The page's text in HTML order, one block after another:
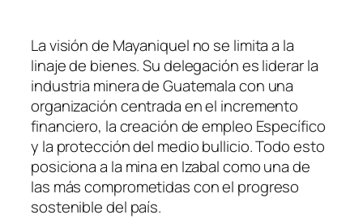
La visión de Mayaniquel no se limita a la
linaje de bienes. Su delegación es liderar la
industria minera de Guatemala con una
organización centrada en el incremento
financiero, la creación de empleo Específico
y la protección del medio bullicio. Todo esto
posiciona a la mina en Izabal como una de
las más comprometidas con el progreso
sostenible del país.